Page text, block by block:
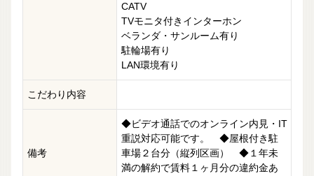
CATV
TVモニタ付きインターホン
ベランダ・サンルーム有り
駐輪場有り
LAN環境有り
こだわり内容
備考
◆ビデオ通話でのオンライン内見・IT
重説対応可能です。 ◆屋根付き駐
車場２台分（縦列区画） ◆１年未
満の解約で賃料１ヶ月分の違約金あ